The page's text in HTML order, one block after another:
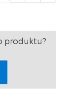
produktu?